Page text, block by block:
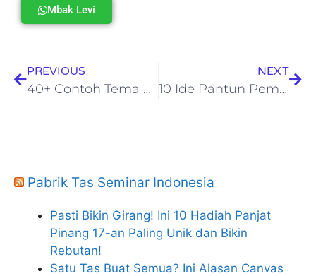
Mbak Levi
PREVIOUS
40+ Contoh Tema Gathering Menarik, Seru dan Inspiratif
NEXT
10 Ide Pantun Pembuka Acara Seminar Yang Bagus
Pabrik Tas Seminar Indonesia
Pasti Bikin Girang! Ini 10 Hadiah Panjat
Pinang 17-an Paling Unik dan Bikin
Rebutan!
Satu Tas Buat Semua? Ini Alasan Canvas